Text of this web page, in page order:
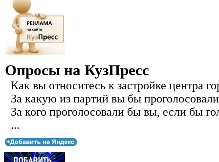
Опросы на КузПресс
Как вы относитесь к застройке центра
За какую из партий вы бы
За кого проголосовали бы вы, если бы
...